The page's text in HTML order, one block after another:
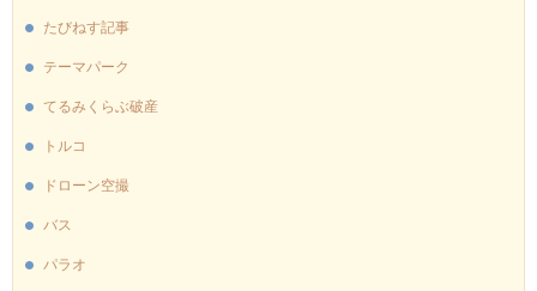
たびねす記事
テーマパーク
てるみくらぶ破産
トルコ
ドローン空撮
バス
パラオ